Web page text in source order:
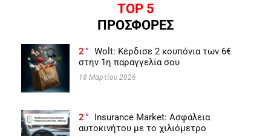
TOP 5
ΠΡΟΣΦΟΡΕΣ
2
Wolt: Κέρδισε 2 κουπόνια των 6€
στην 1η παραγγελία σου
18 Μαρτίου 2026
2
Insurance Market: Ασφάλεια
αυτοκινήτου με το χιλιόμετρο